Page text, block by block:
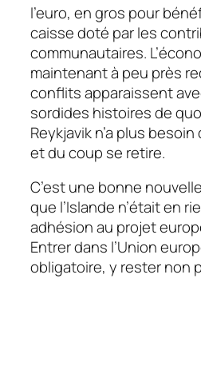
l’euro, en gros pour
caisse doté par les
communautaires.
maintenant à peu près
conflits apparaissent
sordides histoires de
Reykjavik n’a plus
et du coup se retire.
C’est une bonne
que l’Islande n’était en
adhésion au projet
Entrer dans l’Union
obligatoire, y rester non